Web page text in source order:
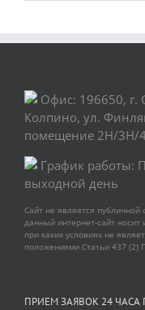
Офис: 196650, г.
Колпино, ул.
помещение 2Н/3Н/
График работы:
выходной день
Сайт не является
данный интернет-сайт
при каких условиях не
положениями Статьи 437 (2)
ПРИЕМ ЗАЯВОК 24